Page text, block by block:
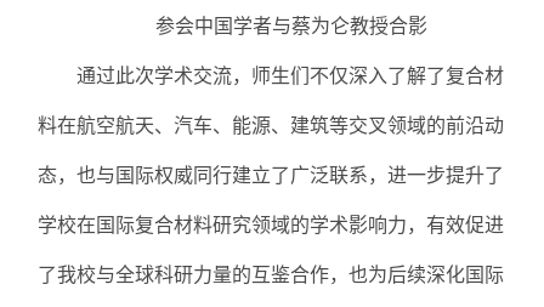
参会中国学者与蔡为仑教授合影
通过此次学术交流，师生们不仅深入了解了复合材
料在航空航天、汽车、能源、建筑等交叉领域的前沿动
态，也与国际权威同行建立了广泛联系，进一步提升了
学校在国际复合材料研究领域的学术影响力，有效促进
了我校与全球科研力量的互鉴合作，也为后续深化国际